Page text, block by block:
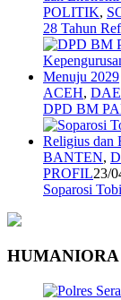
POLITIK,
28 Tahun
ACEH,
DPD BM
BANTEN,
PROFIL23/
Soparosi
HUMANIORA